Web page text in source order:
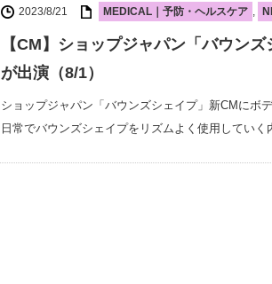
2023/8/21 MEDICAL｜予防・ヘルスケア ,
【CM】ショップジャパン「バウン
が出演（8/1）
ショップジャパン「バウンズシェイプ」新CMにボ
日常でバウンズシェイプをリズムよく使用してい